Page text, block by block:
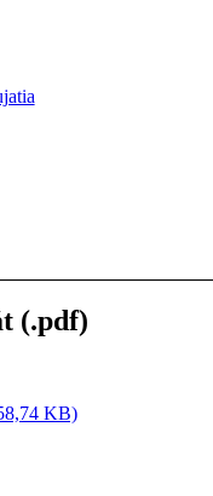
(.pdf)
KB)